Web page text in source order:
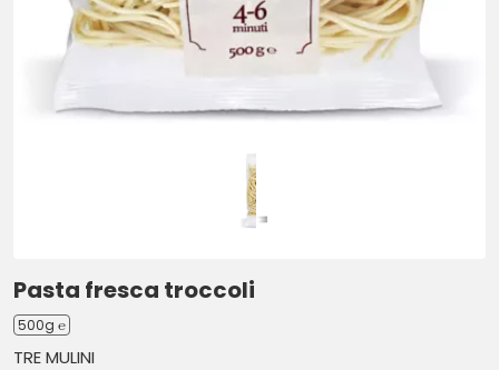
Pasta fresca troccoli
500g ℮
TRE MULINI